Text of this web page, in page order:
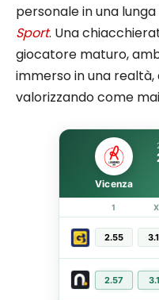
personale in una
Sport. Una
giocatore maturo,
immerso in una
valorizzando come
Vicenza
1 X
2.55
2.57